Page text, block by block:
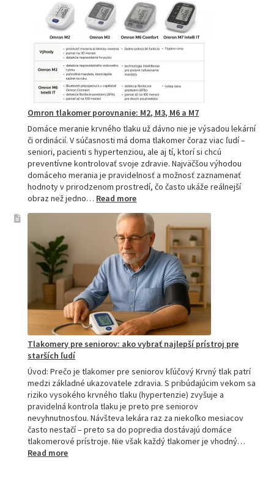
spoľahlivý
pomocník
pre
zdravie
Omron tlakomer porovnanie: M2, M3, M6 a M7
Domáce meranie krvného tlaku už dávno nie je výsadou lekární
či ordinácií. V súčasnosti má doma tlakomer čoraz viac ľudí –
seniori, pacienti s hypertenziou, ale aj tí, ktorí si chcú
preventívne kontrolovať svoje zdravie. Najväčšou výhodou
domáceho merania je pravidelnosť a možnosť zaznamenať
hodnoty v prirodzenom prostredí, čo často ukáže reálnejší
obraz než jedno… Read more:
tlakomer
porovnanie:
M2,
M3,
M6
a
M7
Tlakomery pre seniorov: ako vybrať najlepší prístroj pre
starších ľudí
Úvod: Prečo je tlakomer pre seniorov kľúčový Krvný tlak patrí
medzi základné ukazovatele zdravia. S pribúdajúcim vekom sa
riziko vysokého krvného tlaku (hypertenzie) zvyšuje a
pravidelná kontrola tlaku je preto pre seniorov
nevyhnutnosťou. Návšteva lekára raz za niekoľko mesiacov
často nestačí – preto sa do popredia dostávajú domáce
tlakomerové prístroje. Nie však každý tlakomer je vhodný…
Read more: